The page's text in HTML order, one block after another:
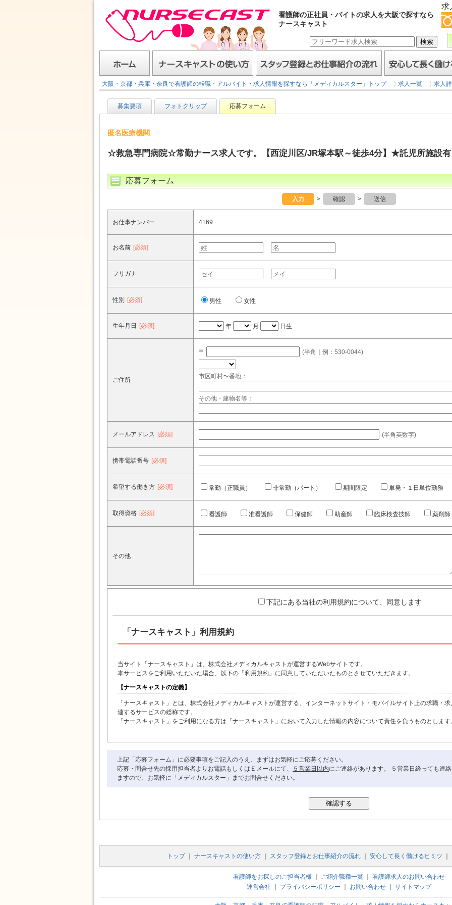
看護師の正社員・バイトの求人を大阪で探すなら
ナースキャスト
求
ホーム ナースキャストの使い方 スタッフ登録とお仕事紹介の流れ 安心して長く働けるヒ
大阪・京都・兵庫・奈良で看護師の転職・アルバイト・求人情報を探すなら「メディカルスター」トップ 求人一覧 求人
募集要項 フォトクリップ 応募フォーム
匿名医療機関
☆救急専門病院☆常勤ナース求人です。【西淀川区/JR塚本駅～徒歩4分】★託児所施設
応募フォーム
入力 > 確認 > 送信
お仕事ナンバー 4169
お名前 [必須]
フリガナ
性別 [必須] 男性 女性
生年月日 [必須] 年 月 日生
ご住所
〒 (半角｜例：530-0044)
市区町村〜番地：
その他・建物名等：
メールアドレス [必須] (半角英数字)
携帯電話番号 [必須]
希望する働き方 [必須] 常勤（正職員） 非常勤（パート） 期間限定 単発・１日単位勤務
取得資格 [必須] 看護師 准看護師 保健師 助産師 臨床検査技師 薬剤師
その他
下記にある当社の利用規約について、同意します
「ナースキャスト」利用規約
当サイト「ナースキャスト」は、株式会社メディカルキャストが運営するWebサイトです。
本サービスをご利用いただいた場合、以下の「利用規約」に同意していただいたものとさせていただきます。
【ナースキャストの定義】
「ナースキャスト」とは、株式会社メディカルキャストが運営する、インターネットサイト・モバイルサイト上の求職・
連するサービスの総称です。
「ナースキャスト」をご利用になる方は「ナースキャスト」において入力した情報の内容について責任を負うものとします
【利用規約の範囲】
本利用規約は、「ナースキャスト」が提供するすべてのサービスに対して適用されます。
【利用規約の変更】
本利用規約は、いかなる理由でも通知なしに変更することがあります。
【サービスの変更・停止】
に対して、「ナースキャスト」は一切の責任を負いません。
また「ナースキャスト」は、提供するサービスの品質についてはいかなる保証も行っておらず、サービスの停止、欠陥お
害について一切責任を負いません。
上記「応募フォーム」に必要事項をご記入のうえ、まずはお気軽にご応募ください。
応募・問合せ先の採用担当者よりお電話もしくはＥメールにて、
５営業日以内にご連絡があります。 ５営業日経っても連
ますので、お気軽に「メディカルスター」までお問合せください。
トップ｜ ナースキャストの使い方｜ スタッフ登録とお仕事紹介の流れ｜ 安心して長く働けるヒミツ ｜
看護師をお探しのご担当者様 ｜ ご紹介職種一覧 ｜ 看護師求人のお問い合わせ
運営会社 ｜ プライバシーポリシー ｜ お問い合わせ ｜ サイトマップ